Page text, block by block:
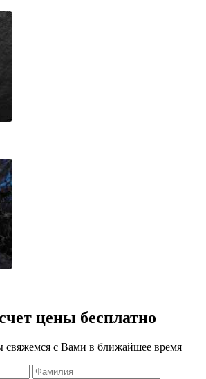
цены бесплатно
свяжемся с Вами в ближайшее время